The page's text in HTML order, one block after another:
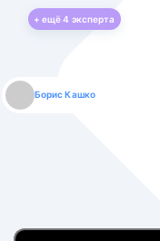
+ ещё4 эксперта
Борис Кашко
Юлия Изоитко
Александр Кулагин
Даниил Макаров
Екатерина Лазаренко